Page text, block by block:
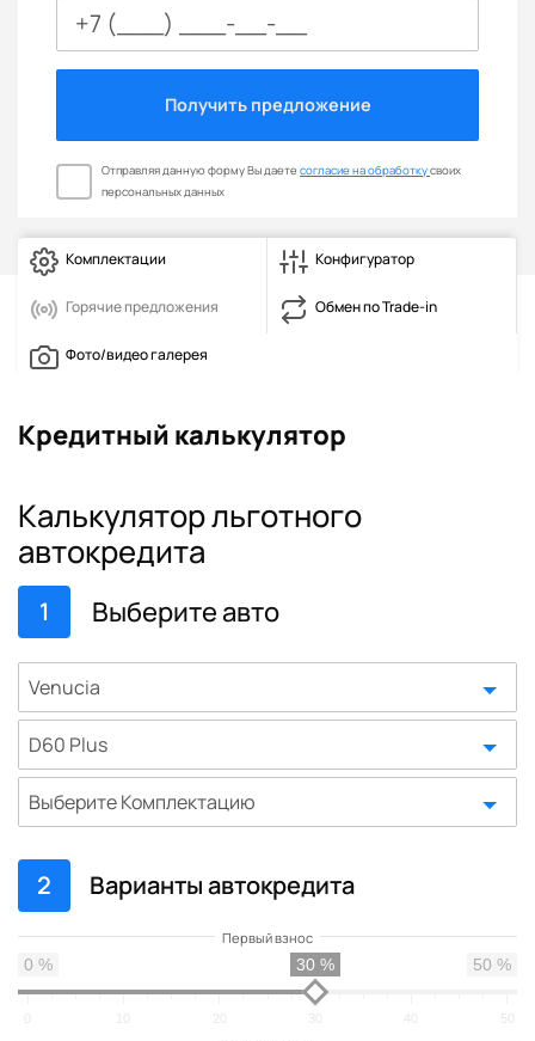
Получить предложение
Отправляя данную форму Вы даетесогласие на обработкусвоих
персональных данных
Комплектации Конфигуратор
Горячие предложения Обмен по Trade-in
Фото/видео галерея
Кредитный калькулятор
Калькулятор льготного
автокредита
1 Выберите авто
Venucia
D60 Plus
Выберите Комплектацию
2 Варианты автокредита
0 % 50 %
30 %
30 40 50